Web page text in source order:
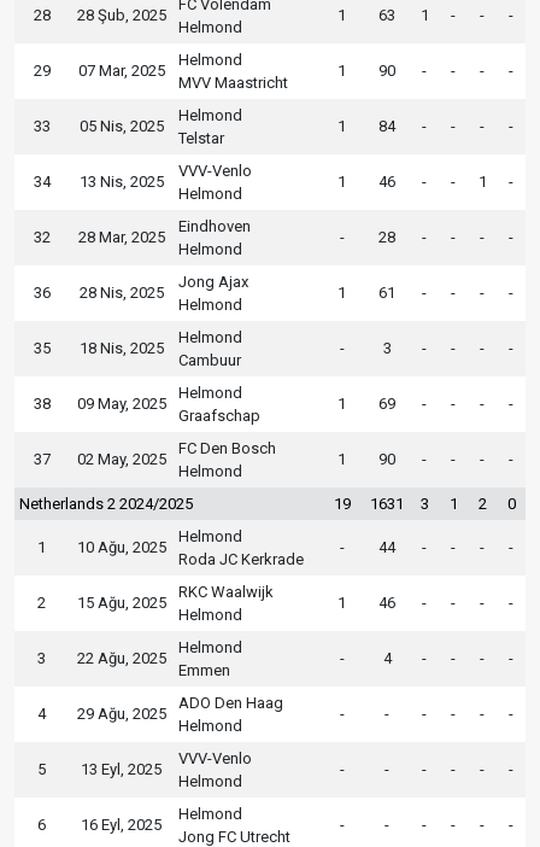
28 28 Şub, 2025
FC Volendam
Helmond
1 63 1 - - -
29 07 Mar, 2025
Helmond
MVV Maastricht
1 90 - - - -
33 05 Nis, 2025
Helmond
Telstar
1 84 - - - -
34 13 Nis, 2025
VVV-Venlo
Helmond
1 46 - - 1 -
32 28 Mar, 2025
Eindhoven
Helmond
- 28 - - - -
36 28 Nis, 2025
Jong Ajax
Helmond
1 61 - - - -
35 18 Nis, 2025
Helmond
Cambuur
- 3 - - - -
38 09 May, 2025
Helmond
Graafschap
1 69 - - - -
37 02 May, 2025
FC Den Bosch
Helmond
1 90 - - - -
Netherlands 2 2024/2025 19 1631 3 1 2 0
1 10 Ağu, 2025
Helmond
Roda JC Kerkrade
- 44 - - - -
2 15 Ağu, 2025
RKC Waalwijk
Helmond
1 46 - - - -
3 22 Ağu, 2025
Helmond
Emmen
- 4 - - - -
4 29 Ağu, 2025
ADO Den Haag
Helmond
- - - - - -
5 13 Eyl, 2025
VVV-Venlo
Helmond
- - - - - -
6 16 Eyl, 2025
Helmond
Jong FC Utrecht
- - - - - -